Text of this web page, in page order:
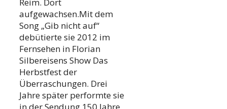
Reim. Dort
aufgewachsen.Mit dem
Song „Gib nicht auf“
debütierte sie 2012 im
Fernsehen in Florian
Silbereisens Show Das
Herbstfest der
Überraschungen. Drei
Jahre später performte sie